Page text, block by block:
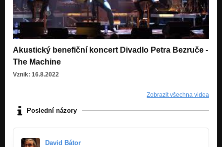
Akustický benefiční koncert Divadlo Petra Bezruče -
The Machine
Vznik: 16.8.2022
Zobrazit všechna videa
Poslední názory
David Bátor